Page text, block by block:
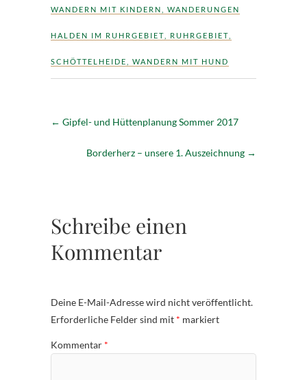
WANDERN MIT KINDERN WANDERUNGEN
HALDEN IM RUHRGEBIET RUHRGEBIET
SCHÖTTELHEIDE WANDERN MIT HUND
← Gipfel- und Hüttenplanung Sommer 2017
Borderherz – unsere 1. Auszeichnung →
Schreibe einen
Kommentar
Deine E-Mail-Adresse wird nicht veröffentlicht.
Erforderliche Felder sind mit * markiert
Kommentar *